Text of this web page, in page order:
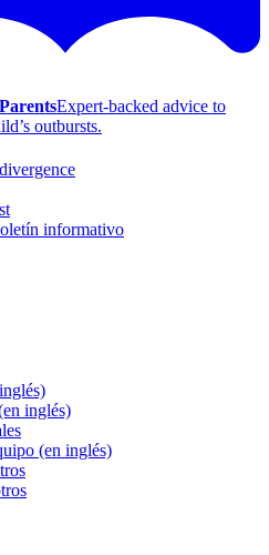
Expert-backed advice to
outbursts.
informativo
inglés)
(en inglés)